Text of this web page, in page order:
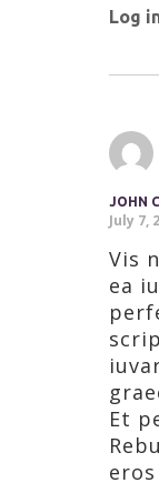
Log
JOHN
July 7,
Vis
ea
Et